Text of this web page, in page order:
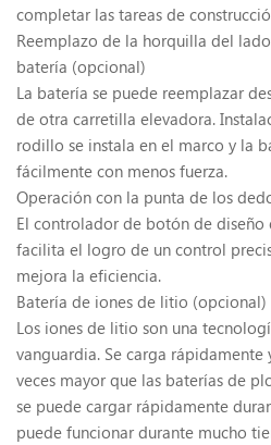
completar las tareas de
Reemplazo de la horquilla del
batería (opcional)
La batería se puede reemplazar
de otra carretilla elevadora.
rodillo se instala en el marco y la
fácilmente con menos fuerza.
Operación con la punta de los
El controlador de botón de
facilita el logro de un control
mejora la eficiencia.
Batería de iones de litio (opcional)
Los iones de litio son una
vanguardia. Se carga
veces mayor que las baterías de
se puede cargar rápidamente
puede funcionar durante mucho